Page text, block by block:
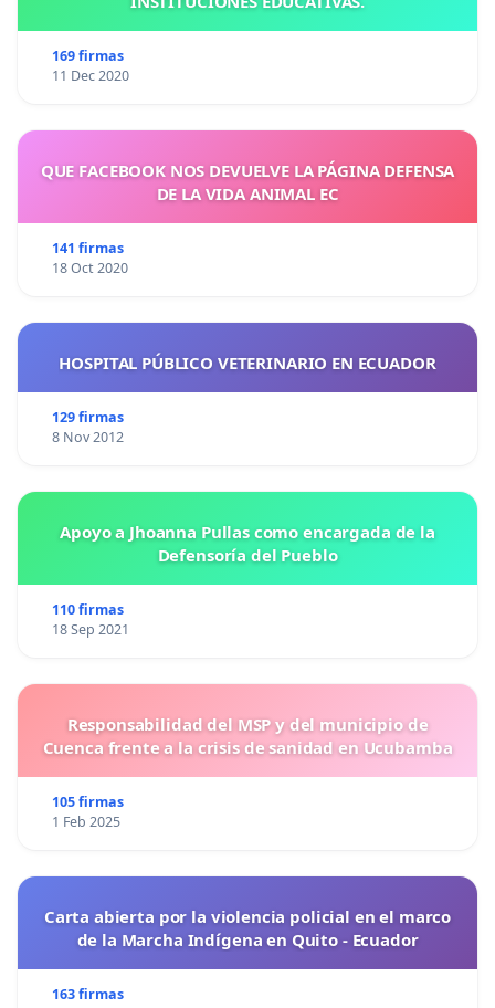
169 firmas
11 Dec 2020
QUE FACEBOOK NOS DEVUELVE LA PÁGINA DEFENSA
DE LA VIDA ANIMAL EC
141 firmas
18 Oct 2020
HOSPITAL PÚBLICO VETERINARIO EN ECUADOR
129 firmas
8 Nov 2012
Apoyo a Jhoanna Pullas como encargada de la
Defensoría del Pueblo
110 firmas
18 Sep 2021
Responsabilidad del MSP y del municipio de
Cuenca frente a la crisis de sanidad en Ucubamba
105 firmas
1 Feb 2025
Carta abierta por la violencia policial en el marco
de la Marcha Indígena en Quito - Ecuador
163 firmas